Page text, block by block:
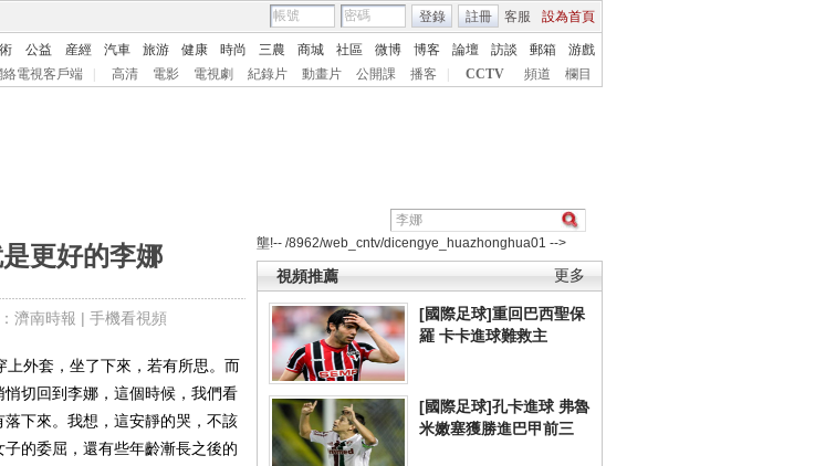
客服 設為首頁
登錄 註冊
公益 産經 汽車 旅游 健康 時尚 三農 商城 社區 微博 博客 論壇 訪談 郵箱
游戲
絡電視客戶端 高清 電影 電視劇 紀錄片 動畫片 公開課 播客 CCTV 頻道 欄目
更好的李娜
濟南時報 | 手機看視頻
壟!-- /8962/web_cntv/dicengye_huazhonghua01 -->
更多
視頻推薦
[國際足球]重回巴西聖保
羅 卡卡進球難救主
[國際足球]孔卡進球 弗魯
米嫩塞獲勝進巴甲前三
外套，坐了下來，若有所思。而
切回到李娜，這個時候，我們看
下來。我想，這安靜的哭，不該
的委屈，還有些年齡漸長之後的